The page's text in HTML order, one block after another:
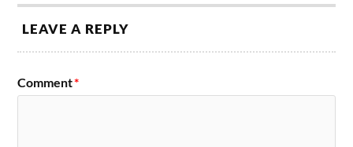
LEAVE A REPLY
Comment*